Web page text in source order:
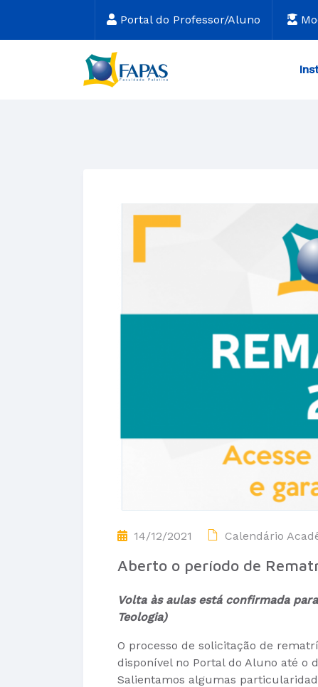
Portal do Professor/Aluno
14/12/2021 Calendário
Aberto o período de
Volta às aulas está confirmada
Teologia)
O processo de solicitação de
disponível no Portal do Aluno até o
Salientamos algumas